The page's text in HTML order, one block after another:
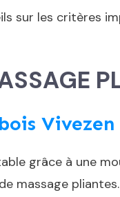
sur les critères
Vivezen
grâce à une
massage